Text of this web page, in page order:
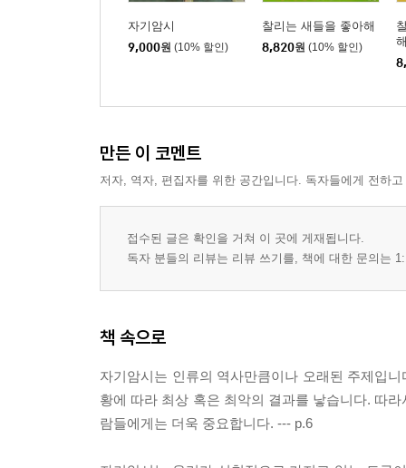
불안증을 이기고 높은 성적으로 합격 | 잘 걷게 되
정맥류와 궤양이 나음 | 장 폐색증이 나음 | 천식 고
뇨병과 녹내장이 좋아짐 | 성적이 좋아지고 찬사를
외상이 사라짐 | 자신감의 간편한 알약 | 의지의 힘
과 자궁염이 좋아지고 종양이 작아짐 | 다리 절단
만성피로 완치
병원 치료보다 효과가 좋다 | 의욕이 넘치고 우울
됨 | 자기암시로 더 이상 아프지 않다 | 10년간의 통
전위 심장병과 간농양 완치 | 자기암시는 과학
제9부 교육에 효과가 탁월한 자기암시
나쁜 암시를 불러일으키지 않도록 조심하라 _ 263
자기암시
9,000원 (10% 할인)
찰리는 새들을 좋아해
8,820원 (10% 할인)
만든 이 코멘트
저자, 역자, 편집자를 위한 공간입니다. 독자들에게 전하
접수된 글은 확인을 거쳐 이 곳에 게재됩니다.
독자 분들의 리뷰는 리뷰 쓰기를, 책에 대한 문의는
책 속으로
자기암시는 인류의 역사만큼이나 오래된 주제입
황에 따라 최상 혹은 최악의 결과를 낳습니다. 따
람들에게는 더욱 중요합니다. --- p.6